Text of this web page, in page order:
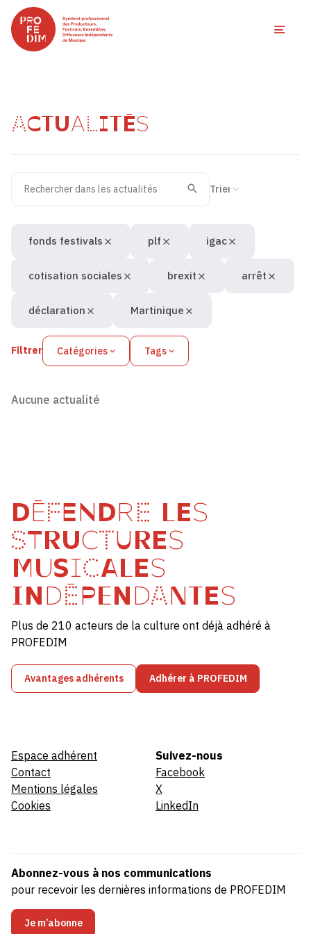
ACTUALITÉS
Recherche
Valider
Filtrer Catégories Tags
fonds festivals plf igac
cotisation sociales brexit arrêt
déclaration Martinique
Aucune actualité
DÉFENDRE LES
STRUCTURES
MUSICALES
INDÉPENDANTES
Plus de 210 acteurs de la culture ont déjà adhéré à
PROFEDIM
Avantages adhérents Adhérer à PROFEDIM
Espace adhérent
Contact
Mentions légales
Cookies
Suivez-nous
Facebook
X
LinkedIn
Abonnez-vous à nos communications
pour recevoir les dernières informations de PROFEDIM
Je m’abonne